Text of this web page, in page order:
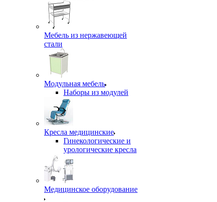
Мебель из нержавеющей
стали
Модульная мебель
Наборы из модулей
Кресла медицинские
Гинекологические и
урологические кресла
Медицинское оборудование